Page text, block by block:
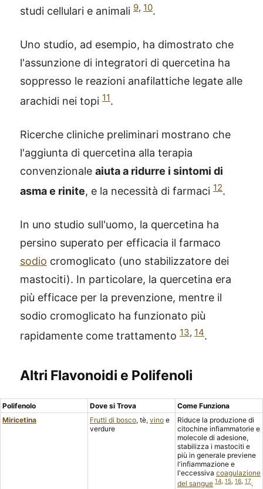
studi cellulari e animali 9, 10.
Uno studio, ad esempio, ha dimostrato che
l'assunzione di integratori di quercetina ha
soppresso le reazioni anafilattiche legate alle
arachidi nei topi 11.
Ricerche cliniche preliminari mostrano che
l'aggiunta di quercetina alla terapia
convenzionale aiuta a ridurre i sintomi di
asma e rinite, e la necessità di farmaci 12.
In uno studio sull'uomo, la quercetina ha
persino superato per efficacia il farmaco
sodio cromoglicato (uno stabilizzatore dei
mastociti). In particolare, la quercetina era
più efficace per la prevenzione, mentre il
sodio cromoglicato ha funzionato più
rapidamente come trattamento 13, 14.
Altri Flavonoidi e Polifenoli
Polifenolo Dove si Trova
Come Funziona
Miricetina
Frutti di bosco, tè, vino e
verdure
Riduce la produzione di
citochine infiammatorie e
molecole di adesione,
stabilizza i mastociti e
più in generale previene
l'infiammazione e
l'eccessiva coagulazione
del sangue 14 15 16 17.